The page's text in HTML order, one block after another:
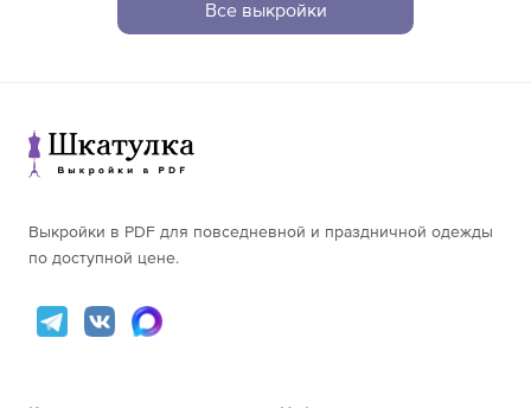
Все выкройки
Выкройки в PDF для повседневной и праздничной одежды
по доступной цене.